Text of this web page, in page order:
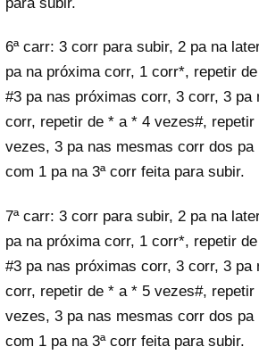
6ª carr: 3 corr para subir, 2 pa na
pa na próxima corr, 1 corr*, repetir
#3 pa nas próximas corr, 3 corr, 3 pa
corr, repetir de * a * 4 vezes#, repetir
vezes, 3 pa nas mesmas corr dos
com 1 pa na 3ª corr feita para subir.
7ª carr: 3 corr para subir, 2 pa na
pa na próxima corr, 1 corr*, repetir
#3 pa nas próximas corr, 3 corr, 3 pa
corr, repetir de * a * 5 vezes#, repetir
vezes, 3 pa nas mesmas corr dos
com 1 pa na 3ª corr feita para subir.